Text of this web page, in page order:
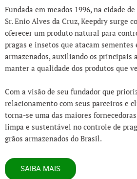
Fundada em meados 1996, na cidade
Sr. Enio Alves da Cruz, Keepdry surge
oferecer um produto natural para
pragas e insetos que atacam sementes
armazenados, auxiliando os principais
manter a qualidade dos produtos que
Com a visão de seu fundador que
relacionamento com seus parceiros e
torna-se uma das maiores
limpa e sustentável no controle de
grãos armazenados do Brasil.
SAIBA MAIS